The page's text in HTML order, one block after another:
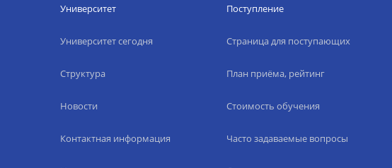
Университет
Университет сегодня
Структура
Новости
Контактная информация
Поступление
Страница для поступающих
План приёма, рейтинг
Стоимость обучения
Часто задаваемые вопросы